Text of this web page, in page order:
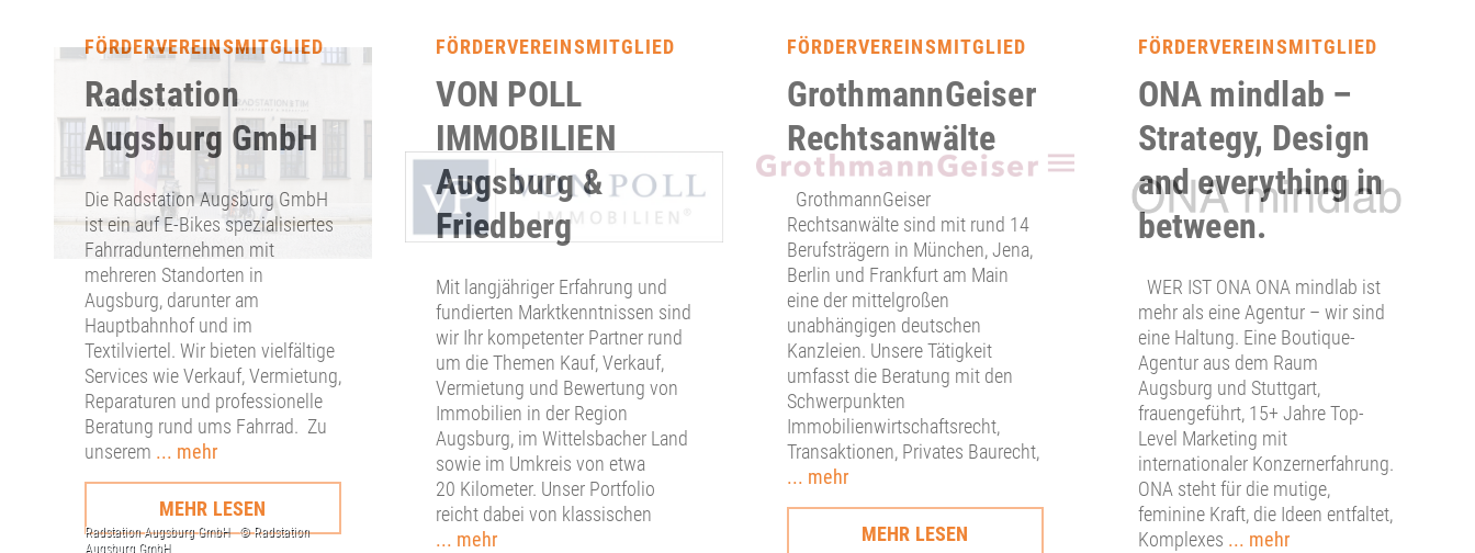
FÖRDERVEREINSMITGLIED
Radstation
Augsburg GmbH
Die Radstation Augsburg GmbH
ist ein auf E-Bikes spezialisiertes
Fahrradunternehmen mit
mehreren Standorten in
Augsburg, darunter am
Hauptbahnhof und im
Textilviertel. Wir bieten vielfältige
Services wie Verkauf, Vermietung,
Reparaturen und professionelle
Beratung rund ums Fahrrad. Zu
unserem ... mehr
MEHR LESEN
FÖRDERVEREINSMITGLIED
VON POLL
IMMOBILIEN
Augsburg &
Friedberg
Mit langjähriger Erfahrung und
fundierten Marktkenntnissen sind
wir Ihr kompetenter Partner rund
um die Themen Kauf, Verkauf,
Vermietung und Bewertung von
Immobilien in der Region
Augsburg, im Wittelsbacher Land
sowie im Umkreis von etwa
20 Kilometer. Unser Portfolio
reicht dabei von klassischen
... mehr
FÖRDERVEREINSMITGLIED
GrothmannGeiser
Rechtsanwälte
GrothmannGeiser
Rechtsanwälte sind mit rund 14
Berufsträgern in München, Jena,
Berlin und Frankfurt am Main
eine der mittelgroßen
unabhängigen deutschen
Kanzleien. Unsere Tätigkeit
umfasst die Beratung mit den
Schwerpunkten
Immobilienwirtschaftsrecht,
Transaktionen, Privates Baurecht,
... mehr
MEHR LESEN
FÖRDERVEREINSMITGLIED
ONA mindlab –
Strategy, Design
and everything in
between.
WER IST ONA ONA mindlab ist
mehr als eine Agentur – wir sind
eine Haltung. Eine Boutique-
Agentur aus dem Raum
Augsburg und Stuttgart,
frauengeführt, 15+ Jahre Top-
Level Marketing mit
internationaler Konzernerfahrung.
ONA steht für die mutige,
feminine Kraft, die Ideen entfaltet,
Komplexes ... mehr